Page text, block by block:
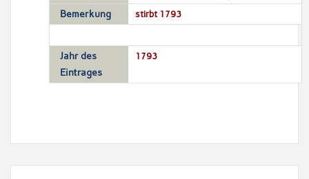
Bemerkung stirbt 1793
Jahr des
Eintrages
1793